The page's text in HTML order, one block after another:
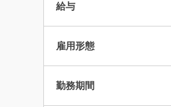
給与
雇用形態
勤務期間